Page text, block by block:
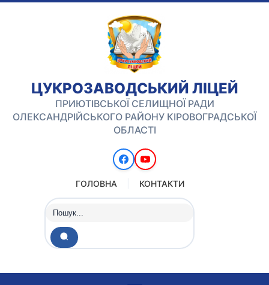
ЦУКРОЗАВОДСЬКИЙ ЛІЦЕЙ
ПРИЮТІВСЬКОЇ СЕЛИЩНОЇ РАДИ
ОЛЕКСАНДРІЙСЬКОГО РАЙОНУ КІРОВОГРАДСЬКОЇ
ОБЛАСТІ
ГОЛОВНА КОНТАКТИ